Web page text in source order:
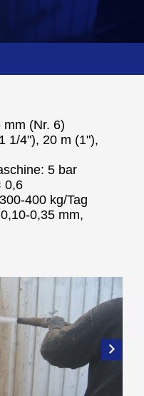
mm (Nr. 6)
1/4"), 20 m (1"),
5 bar
0,6
400 kg/Tag
0,35 mm,